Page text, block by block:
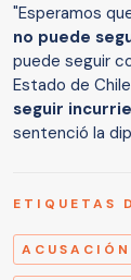
"Esperamos
no puede
puede seguir
Estado de
seguir
sentenció la
ETIQUETAS